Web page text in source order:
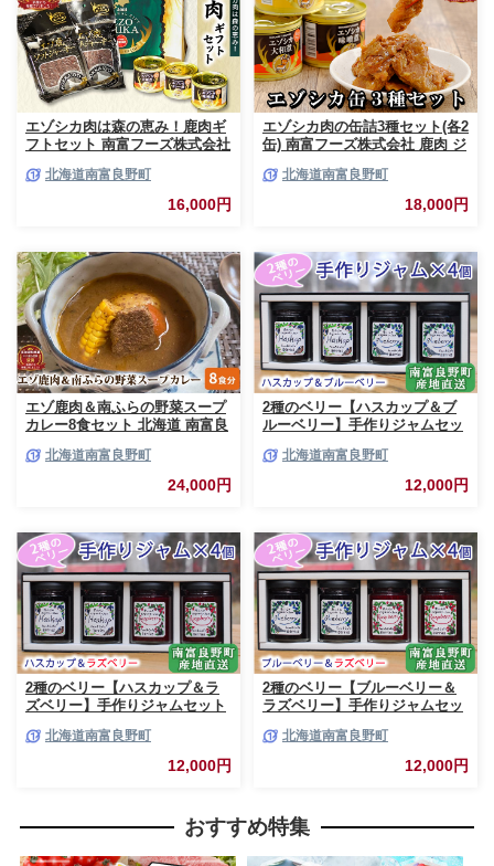
エゾシカ肉は森の恵み！鹿肉ギ
フトセット 南富フーズ株式会社
北海道 南富良野町 エゾシカ 缶
詰 セット 詰合せ 贈り物 ギフト
北海道南富良野町
16,000円
エゾシカ肉の缶詰3種セット(各2
缶) 南富フーズ株式会社 鹿肉 ジ
南富良野町 エゾシカ 缶詰 セッ
ト 詰合せ 肉の加工品 おかず お
北海道南富良野町
18,000円
エゾ鹿肉＆南ふらの野菜スープ
カレー8食セット 北海道 南富良
スープカレー セット 詰合せ 加
北海道南富良野町
24,000円
2種のベリー【ハスカップ＆ブ
ルーベリー】手作りジャムセッ
ャム ベリー ハスカップ ブルー
北海道南富良野町
12,000円
2種のベリー【ハスカップ＆ラ
ズベリー】手作りジャムセット
ム ベリー ハスカップ ラズベリ
ー ソース カシス てんさい糖 無
農薬 ポリフェノール 鉄分 ビタ
北海道南富良野町
12,000円
2種のベリー【ブルーベリー＆
ラズベリー】手作りジャムセッ
ャム ベリー ブルーベリー ラズ
ベリー ソース カシス 果実 てん
北海道南富良野町
12,000円
おすすめ特集